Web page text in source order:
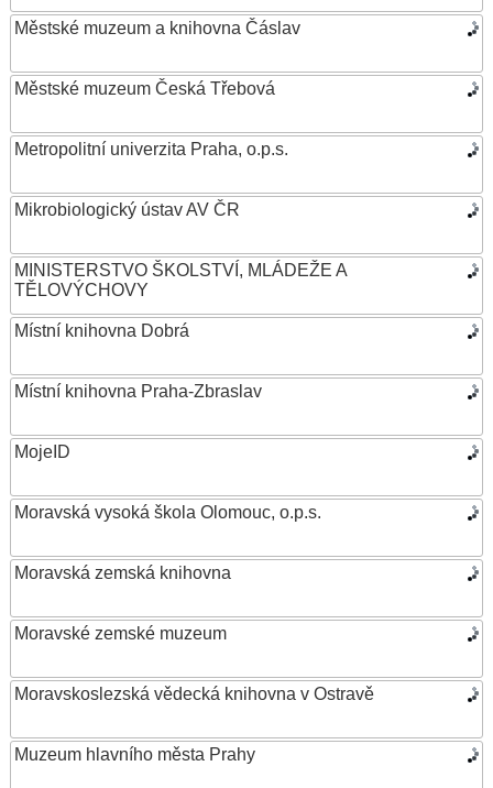
Městské muzeum a knihovna Čáslav
Městské muzeum Česká Třebová
Metropolitní univerzita Praha, o.p.s.
Mikrobiologický ústav AV ČR
MINISTERSTVO ŠKOLSTVÍ, MLÁDEŽE A
TĚLOVÝCHOVY
Místní knihovna Dobrá
Místní knihovna Praha-Zbraslav
MojeID
Moravská vysoká škola Olomouc, o.p.s.
Moravská zemská knihovna
Moravské zemské muzeum
Moravskoslezská vědecká knihovna v Ostravě
Muzeum hlavního města Prahy